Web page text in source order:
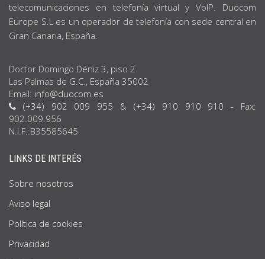
telecomunicaciones en telefonía virtual y VoIP. Duocom
Europe S.L es un operador de telefonía con sede central en
Gran Canaria, España.
Doctor Domingo Déniz 3, piso 2
Las Palmas de G.C., España 35002
Email: info@duocom.es
(+34) 902 009 955 & (+34) 910 910 910 - Fax:
902.009.956
N.I.F.:B35585645
LINKS DE INTERÉS
Sobre nosotros
Aviso legal
Política de cookies
Privacidad